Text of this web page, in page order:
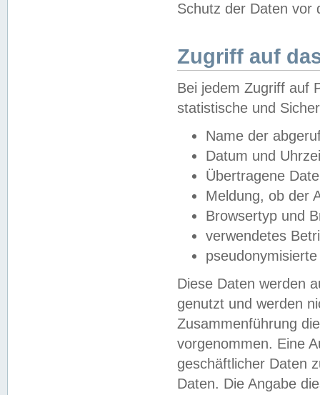
Schutz der Daten vor
Zugriff auf
Bei jedem Zugriff auf
statistische und
Name der
Datum und
Übertragene
Meldung, ob der
Browsertyp und
verwendetes
Diese Daten werden
genutzt und werden
Zusammenführung
vorgenommen. Eine
geschäftlicher Daten
Daten. Die Angabe